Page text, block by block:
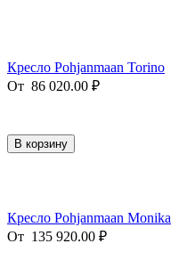
Кресло Pohjanmaan Torino
От 86 020.00 ₽
В корзину
Кресло Pohjanmaan Monika
От 135 920.00 ₽